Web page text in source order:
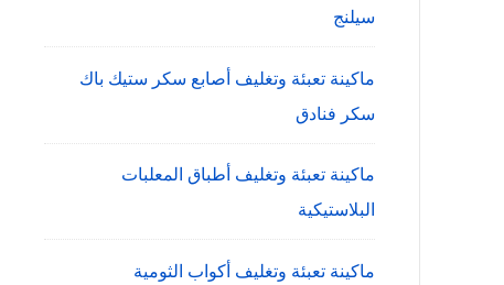
سيلنج
ماكينة تعبئة وتغليف أصابع سكر ستيك باك
سكر فنادق
ماكينة تعبئة وتغليف أطباق المعلبات
البلاستيكية
ماكينة تعبئة وتغليف أكواب الثومية